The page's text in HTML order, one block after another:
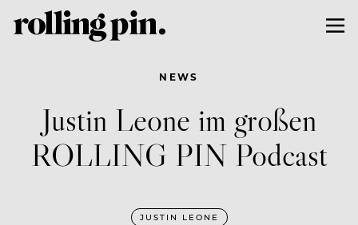
NEWS
Justin Leone im großen
ROLLING PIN Podcast
JUSTIN LEONE